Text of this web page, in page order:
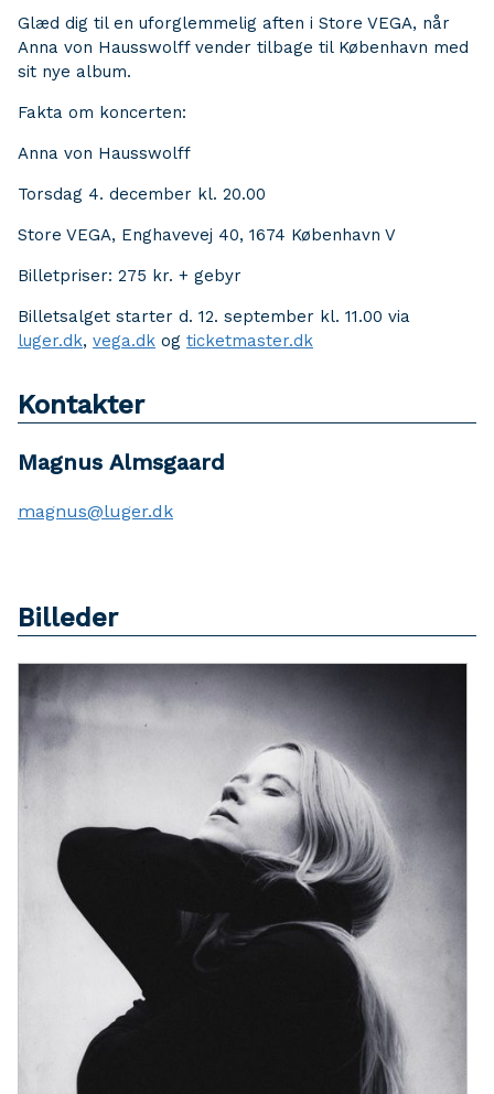
Glæd dig til en uforglemmelig aften i Store VEGA, når
Anna von Hausswolff vender tilbage til København med
sit nye album.
Fakta om koncerten:
Anna von Hausswolff
Torsdag 4. december kl. 20.00
Store VEGA, Enghavevej 40, 1674 København V
Billetpriser: 275 kr. + gebyr
Billetsalget starter d. 12. september kl. 11.00 via
luger.dk, vega.dk og ticketmaster.dk
Kontakter
Magnus Almsgaard
magnus@luger.dk
Billeder